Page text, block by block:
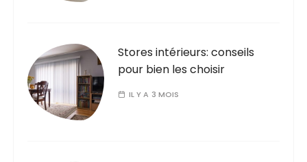
Stores intérieurs: conseils
pour bien les choisir
IL Y A 3 MOIS